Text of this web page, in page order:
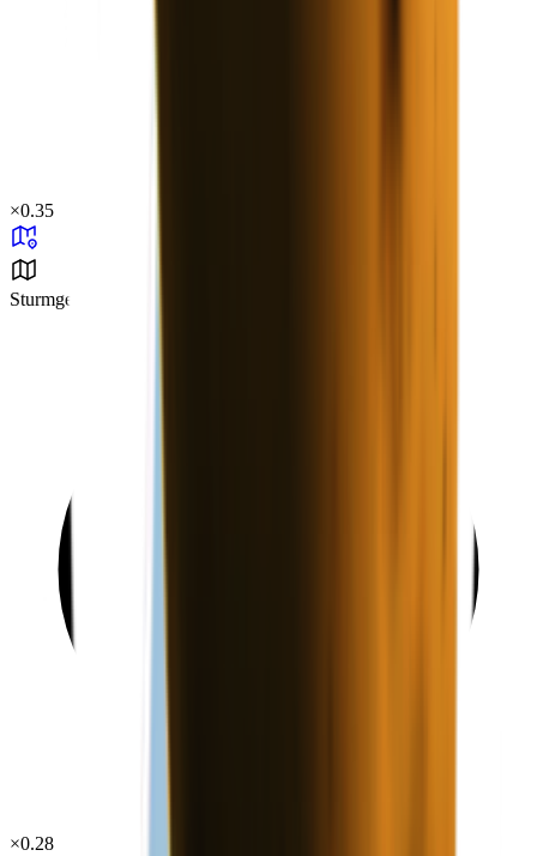
×0.35
Sturmgebiet B0
×0.28